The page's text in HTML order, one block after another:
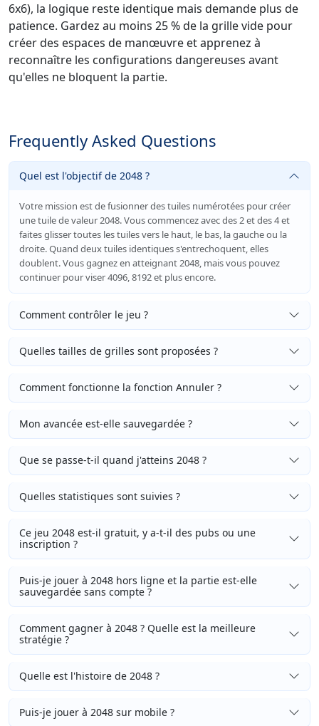
6x6), la logique reste identique mais demande plus de
patience. Gardez au moins 25 % de la grille vide pour
créer des espaces de manœuvre et apprenez à
reconnaître les configurations dangereuses avant
qu'elles ne bloquent la partie.
Frequently Asked Questions
Quel est l'objectif de 2048 ?
Votre mission est de fusionner des tuiles numérotées pour créer
une tuile de valeur 2048. Vous commencez avec des 2 et des 4 et
faites glisser toutes les tuiles vers le haut, le bas, la gauche ou la
droite. Quand deux tuiles identiques s'entrechoquent, elles
doublent. Vous gagnez en atteignant 2048, mais vous pouvez
continuer pour viser 4096, 8192 et plus encore.
Comment contrôler le jeu ?
Quelles tailles de grilles sont proposées ?
Comment fonctionne la fonction Annuler ?
Mon avancée est-elle sauvegardée ?
Que se passe-t-il quand j'atteins 2048 ?
Quelles statistiques sont suivies ?
Ce jeu 2048 est-il gratuit, y a-t-il des pubs ou une
inscription ?
Puis-je jouer à 2048 hors ligne et la partie est-elle
sauvegardée sans compte ?
Comment gagner à 2048 ? Quelle est la meilleure
stratégie ?
Quelle est l'histoire de 2048 ?
Puis-je jouer à 2048 sur mobile ?